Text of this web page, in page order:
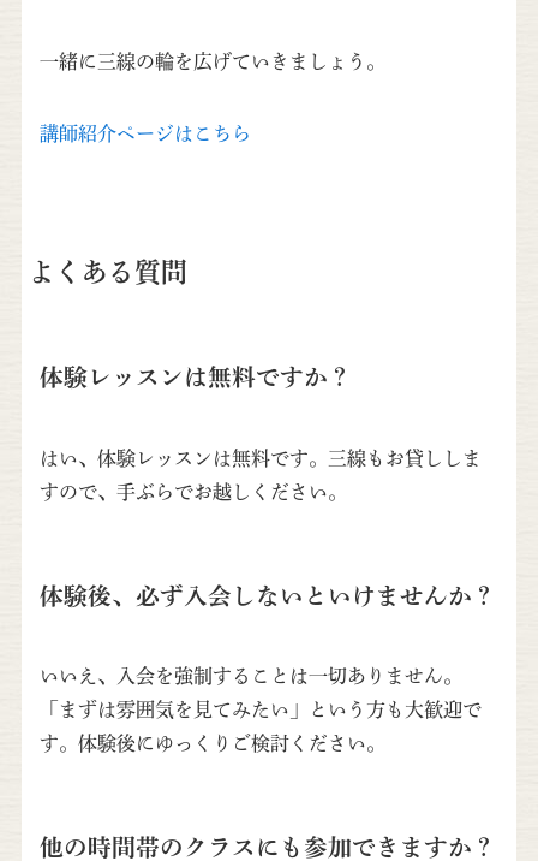
一緒に三線の輪を広げていきましょう。
講師紹介ページはこちら
よくある質問
体験レッスンは無料ですか？
はい、体験レッスンは無料です。三線もお貸ししま
すので、手ぶらでお越しください。
体験後、必ず入会しないといけませんか？
いいえ、入会を強制することは一切ありません。
「まずは雰囲気を見てみたい」という方も大歓迎で
す。体験後にゆっくりご検討ください。
他の時間帯のクラスにも参加できますか？